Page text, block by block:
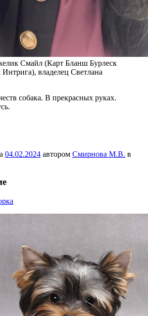
Смайл (Карт Бланш Бурлеск
владелец Светлана
собака. В прекрасных руках.
04.02.2024 автором Смирнова М.В. в